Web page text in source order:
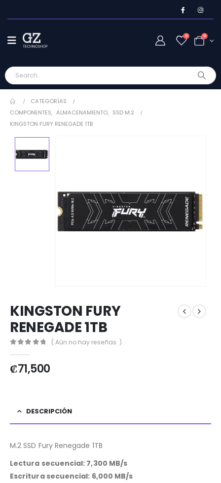
0 0
CATEGORÍAS
COMPONENTES, ALMACENAMIENTO, SSD M.2
KINGSTON FURY RENEGADE 1TB
KINGSTON FURY
RENEGADE 1TB
( Aún no hay reseñas. )
₡71,500
DESCRIPCIÓN
M.2 SSD Fury Renegade 1TB
Lectura secuencial: 7,300 MB/s
Escritura secuencial: 6,000 MB/s